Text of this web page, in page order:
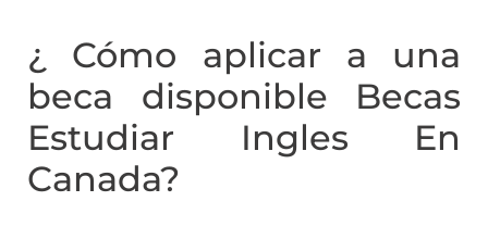
¿ Cómo aplicar a una
beca disponible Becas
Estudiar Ingles En
Canada?